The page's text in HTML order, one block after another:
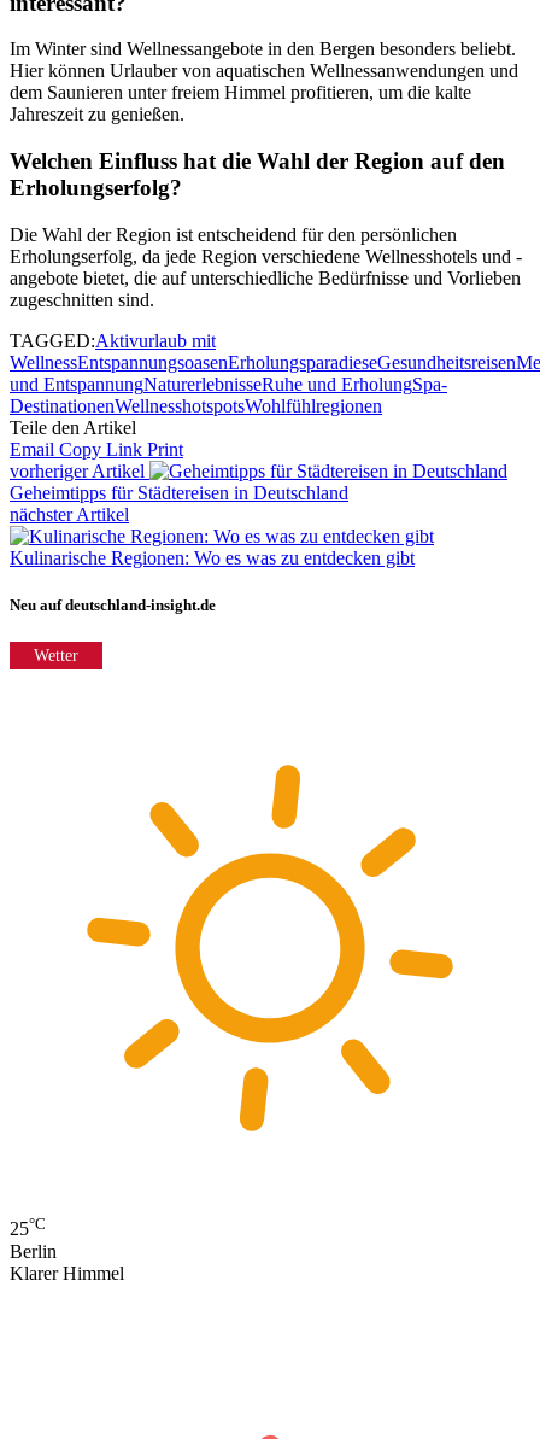
Im Winter sind Wellnessangebote in den Bergen besonders beliebt.
Hier können Urlauber von aquatischen Wellnessanwendungen und
dem Saunieren unter freiem Himmel profitieren, um die kalte
Jahreszeit zu genießen.
Welchen Einfluss hat die Wahl der Region auf den
Erholungserfolg?
Die Wahl der Region ist entscheidend für den persönlichen
Erholungserfolg, da jede Region verschiedene Wellnesshotels und -
angebote bietet, die auf unterschiedliche Bedürfnisse und Vorlieben
zugeschnitten sind.
TAGGED:Aktivurlaub mit
WellnessEntspannungsoasenErholungsparadieseGesundheitsreisen
und EntspannungNaturerlebnisseRuhe und ErholungSpa-
DestinationenWellnesshotspotsWohlfühlregionen
Teile den Artikel
Email Copy Link Print
vorheriger Artikel
Geheimtipps für Städtereisen in Deutschland
nächster Artikel
Kulinarische Regionen: Wo es was zu entdecken gibt
Neu auf deutschland-insight.de
Wetter
25°C
Berlin
Klarer Himmel